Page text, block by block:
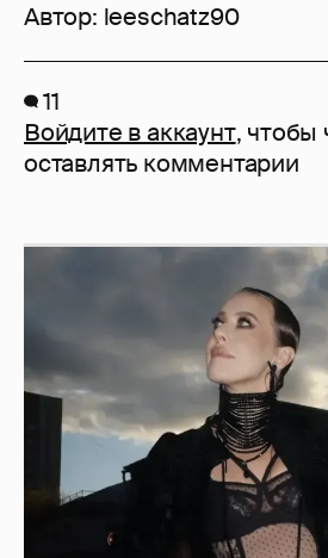
Автор: leeschatz90
11
Войдите в аккаунт, чтобы
оставлять комментарии